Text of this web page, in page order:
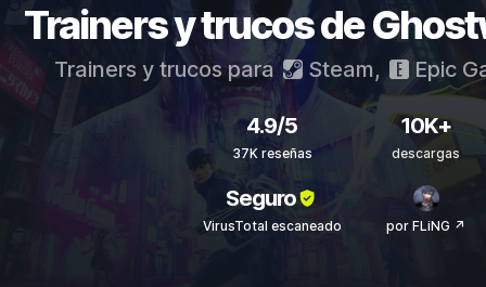
Trainers y trucos de
Trainers y trucos para Steam, Epic
4.9/5
37K reseñas
10K+
descargas
Seguro
VirusTotal escaneado por FLiNG ↗